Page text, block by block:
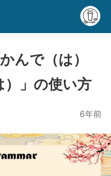
んで（は）
）」の使い方
6年前